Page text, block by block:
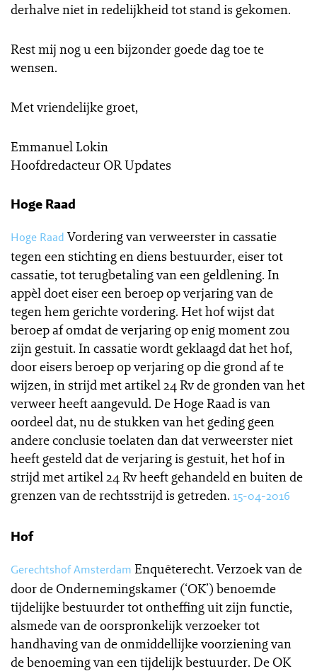
derhalve niet in redelijkheid tot stand is gekomen.
Rest mij nog u een bijzonder goede dag toe te
wensen.
Met vriendelijke groet,
Emmanuel Lokin
Hoofdredacteur OR Updates
Hoge Raad
Hoge Raad Vordering van verweerster in cassatie
tegen een stichting en diens bestuurder, eiser tot
cassatie, tot terugbetaling van een geldlening. In
appèl doet eiser een beroep op verjaring van de
tegen hem gerichte vordering. Het hof wijst dat
beroep af omdat de verjaring op enig moment zou
zijn gestuit. In cassatie wordt geklaagd dat het hof,
door eisers beroep op verjaring op die grond af te
wijzen, in strijd met artikel 24 Rv de gronden van het
verweer heeft aangevuld. De Hoge Raad is van
oordeel dat, nu de stukken van het geding geen
andere conclusie toelaten dan dat verweerster niet
heeft gesteld dat de verjaring is gestuit, het hof in
strijd met artikel 24 Rv heeft gehandeld en buiten de
grenzen van de rechtsstrijd is getreden. 15-04-2016
Hof
Gerechtshof Amsterdam Enquêterecht. Verzoek van de
door de Ondernemingskamer (‘OK’) benoemde
tijdelijke bestuurder tot ontheffing uit zijn functie,
alsmede van de oorspronkelijk verzoeker tot
handhaving van de onmiddellijke voorziening van
de benoeming van een tijdelijk bestuurder. De OK